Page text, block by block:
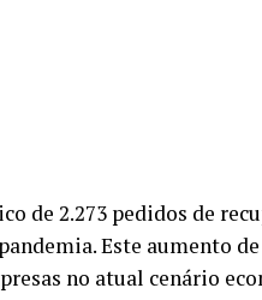
de 2.273 pedidos de
Este aumento
no atual cenário